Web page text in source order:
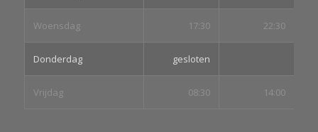
Woensdag 17:30 22:30
Donderdag gesloten
Vrijdag 08:30 14:00